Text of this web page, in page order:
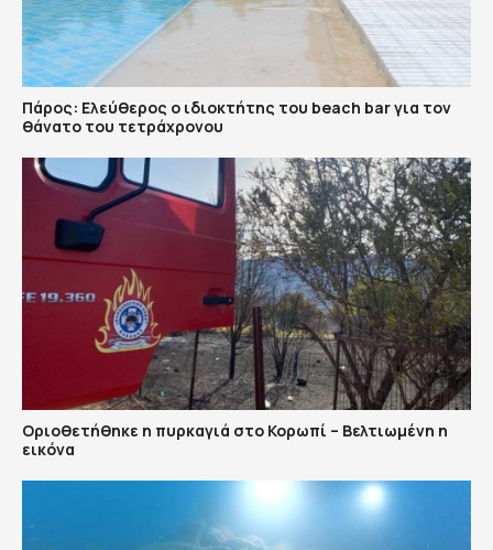
Πάρος: Ελεύθερος ο ιδιοκτήτης του beach bar για τον
θάνατο του τετράχρονου
Οριοθετήθηκε η πυρκαγιά στο Κορωπί – Βελτιωμένη η
εικόνα